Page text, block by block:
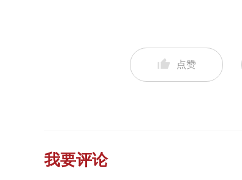
点赞
我要评论